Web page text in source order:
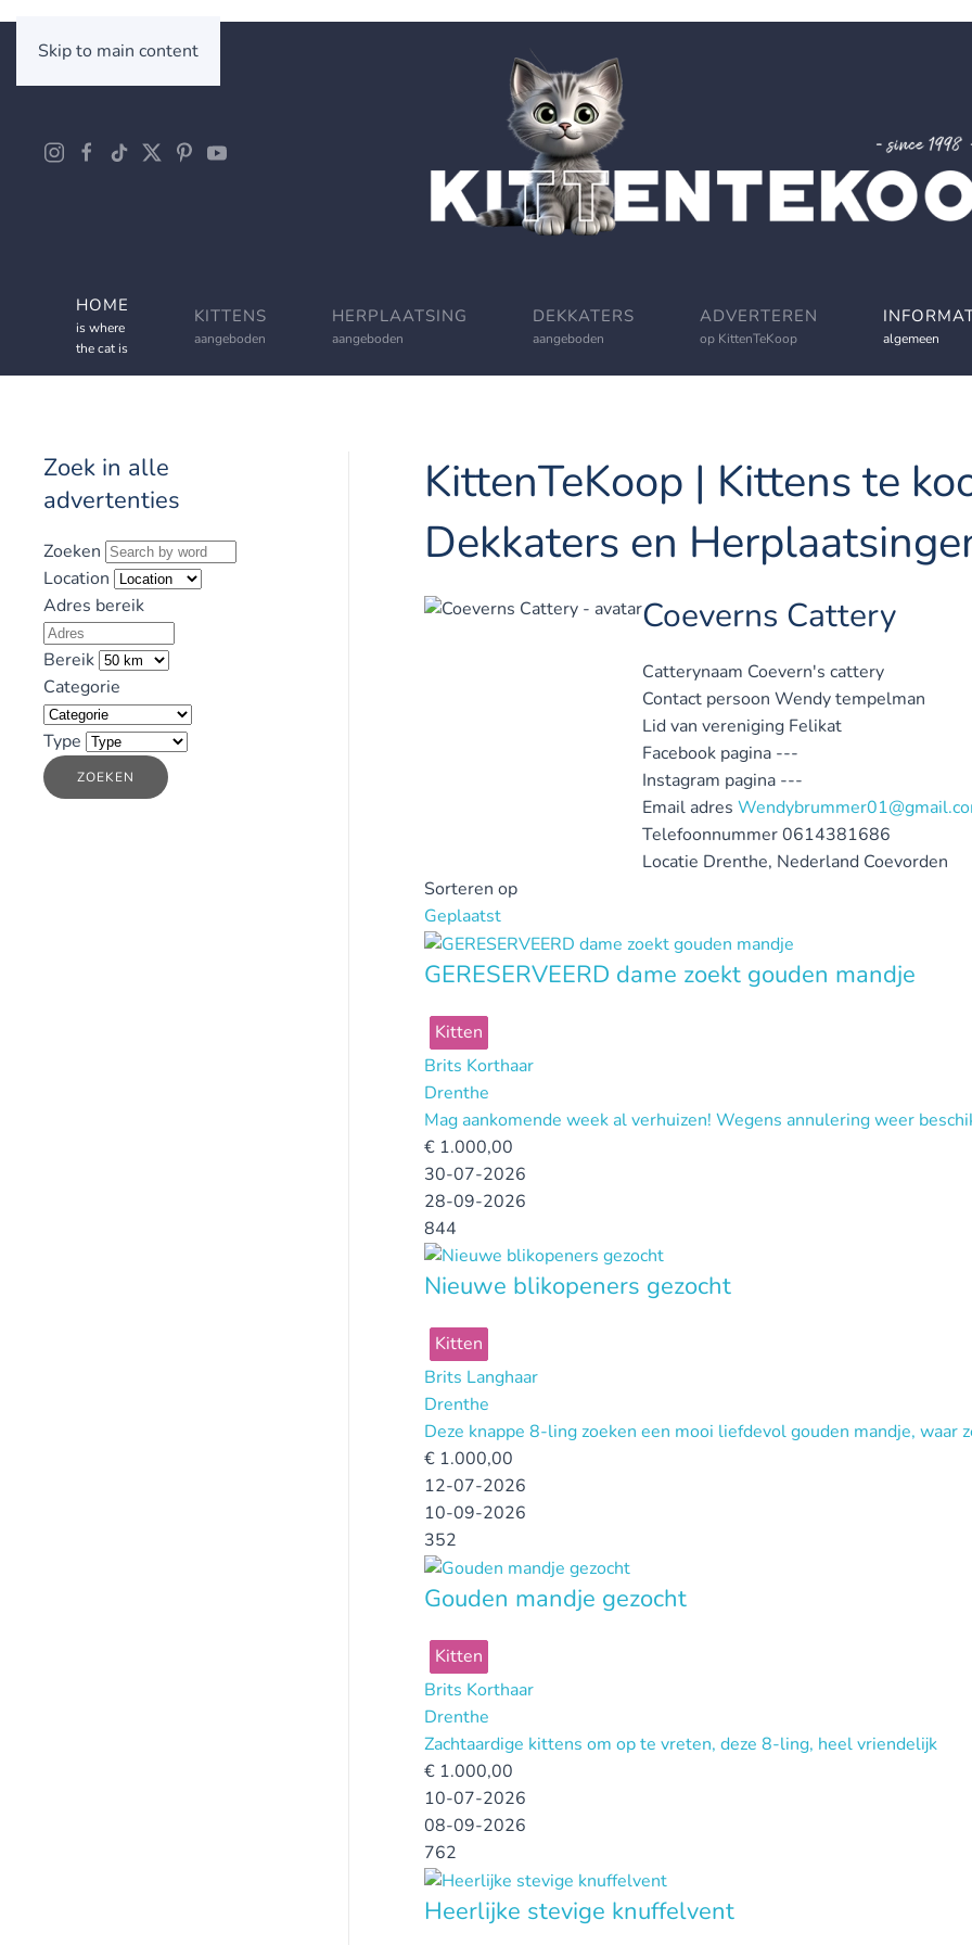
Skip to main content
HOME
is where
the cat is
KITTENS
aangeboden
HERPLAATSING
aangeboden
DEKKATERS
aangeboden
ADVERTEREN
op KittenTeKoop algemeen
KittenTeKoop | Kittens te
Dekkaters en
Coeverns Cattery
Catterynaam Coevern's cattery
Contact persoon Wendy tempelman
Lid van vereniging Felikat
Facebook pagina ---
Instagram pagina ---
Email adres
Telefoonnummer0614381686
Locatie Drenthe, Nederland Coevorden
Sorteren op
Geplaatst
GERESERVEERD dame zoekt gouden mandje
Kitten
Brits Korthaar
Drenthe
Mag aankomende week al verhuizen! Wegens annulering weer
€ 1.000,00
30-07-2026
28-09-2026
844
Nieuwe blikopeners gezocht
Kitten
Brits Langhaar
Drenthe
Deze knappe 8-ling zoeken een mooi liefdevol gouden mandje, waar
€ 1.000,00
12-07-2026
10-09-2026
352
Gouden mandje gezocht
Kitten
Brits Korthaar
Drenthe
Zachtaardige kittens om op te vreten, deze 8-ling, heel vriendelijk
€ 1.000,00
10-07-2026
08-09-2026
762
Heerlijke stevige knuffelvent
Zoek in alle
advertenties
Zoeken
Location
Adres bereik
Bereik
Categorie
Type
ZOEKEN